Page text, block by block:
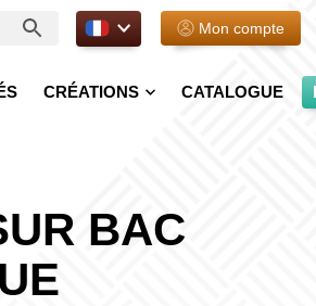
FR. Mon compte
CRÉATIONS CATALOGUE
BAC